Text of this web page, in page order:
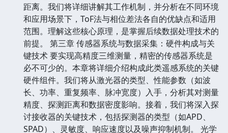
距离。我们将详细讲解其工作机制，并分析在不同环境
和应用场景下，ToF法与相位差法各自的优缺点和适用
范围。理解这些核心原理，是掌握后续数据处理技术的
前提。 第三章 传感器系统与数据采集：硬件构成与关
键技术 要实现高精度三维测量，精密的传感器系统是
必不可少的。本章将详细介绍构成此类遥感系统的关键
硬件组件。我们将从激光器的类型、性能参数（如波
长、功率、重复频率、脉冲宽度）入手，分析其对测量
精度、探测距离和数据密度影响。接着，我们将深入探
讨接收器的关键技术，包括探测器的类型（如APD、
SPAD）、灵敏度、响应速度以及噪声抑制机制。 光学